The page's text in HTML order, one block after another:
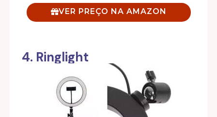
VER PREÇO NA AMAZON
4. Ringlight